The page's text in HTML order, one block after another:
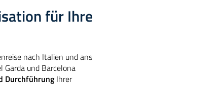
für Ihre
nach Italien und ans
Garda und Barcelona
DurchführungIhrer